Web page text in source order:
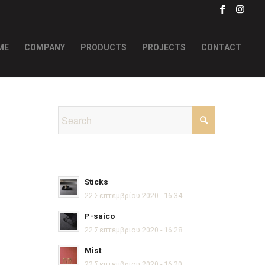
COMPANY PRODUCTS PROJECTS CONTACT
Sticks
22 Σεπτεμβρίου 2020 - 16:34
P-saico
22 Σεπτεμβρίου 2020 - 16:28
Mist